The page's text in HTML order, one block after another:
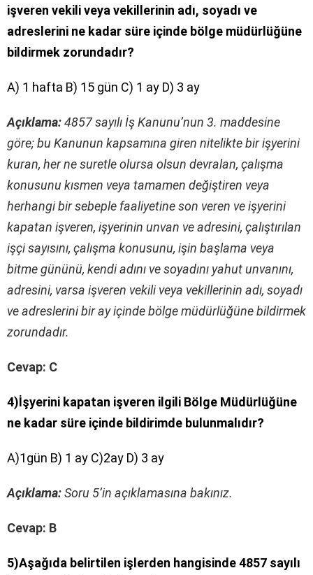
işveren vekili veya vekillerinin adı, soyadı ve
adreslerini ne kadar süre içinde bölge müdürlüğüne
bildirmek zorundadır?
A) 1 hafta B) 15 gün C) 1 ay D) 3 ay
Açıklama:4857 sayılı İş Kanunu’nun 3. maddesine
göre; bu Kanunun kapsamına giren nitelikte bir işyerini
kuran, her ne suretle olursa olsun devralan, çalışma
konusunu kısmen veya tamamen değiştiren veya
herhangi bir sebeple faaliyetine son veren ve işyerini
kapatan işveren, işyerinin unvan ve adresini, çalıştırılan
işçi sayısını, çalışma konusunu, işin başlama veya
bitme gününü, kendi adını ve soyadını yahut unvanını,
adresini, varsa işveren vekili veya vekillerinin adı, soyadı
ve adreslerini bir ay içinde bölge müdürlüğüne bildirmek
zorundadır.
Cevap: C
4)İşyerini kapatan işveren ilgili Bölge Müdürlüğüne
ne kadar süre içinde bildirimde bulunmalıdır?
A)1gün B) 1 ay C)2ay D) 3 ay
Açıklama:Soru 5’in açıklamasına bakınız.
Cevap: B
5)Aşağıda belirtilen işlerden hangisinde 4857 sayılı